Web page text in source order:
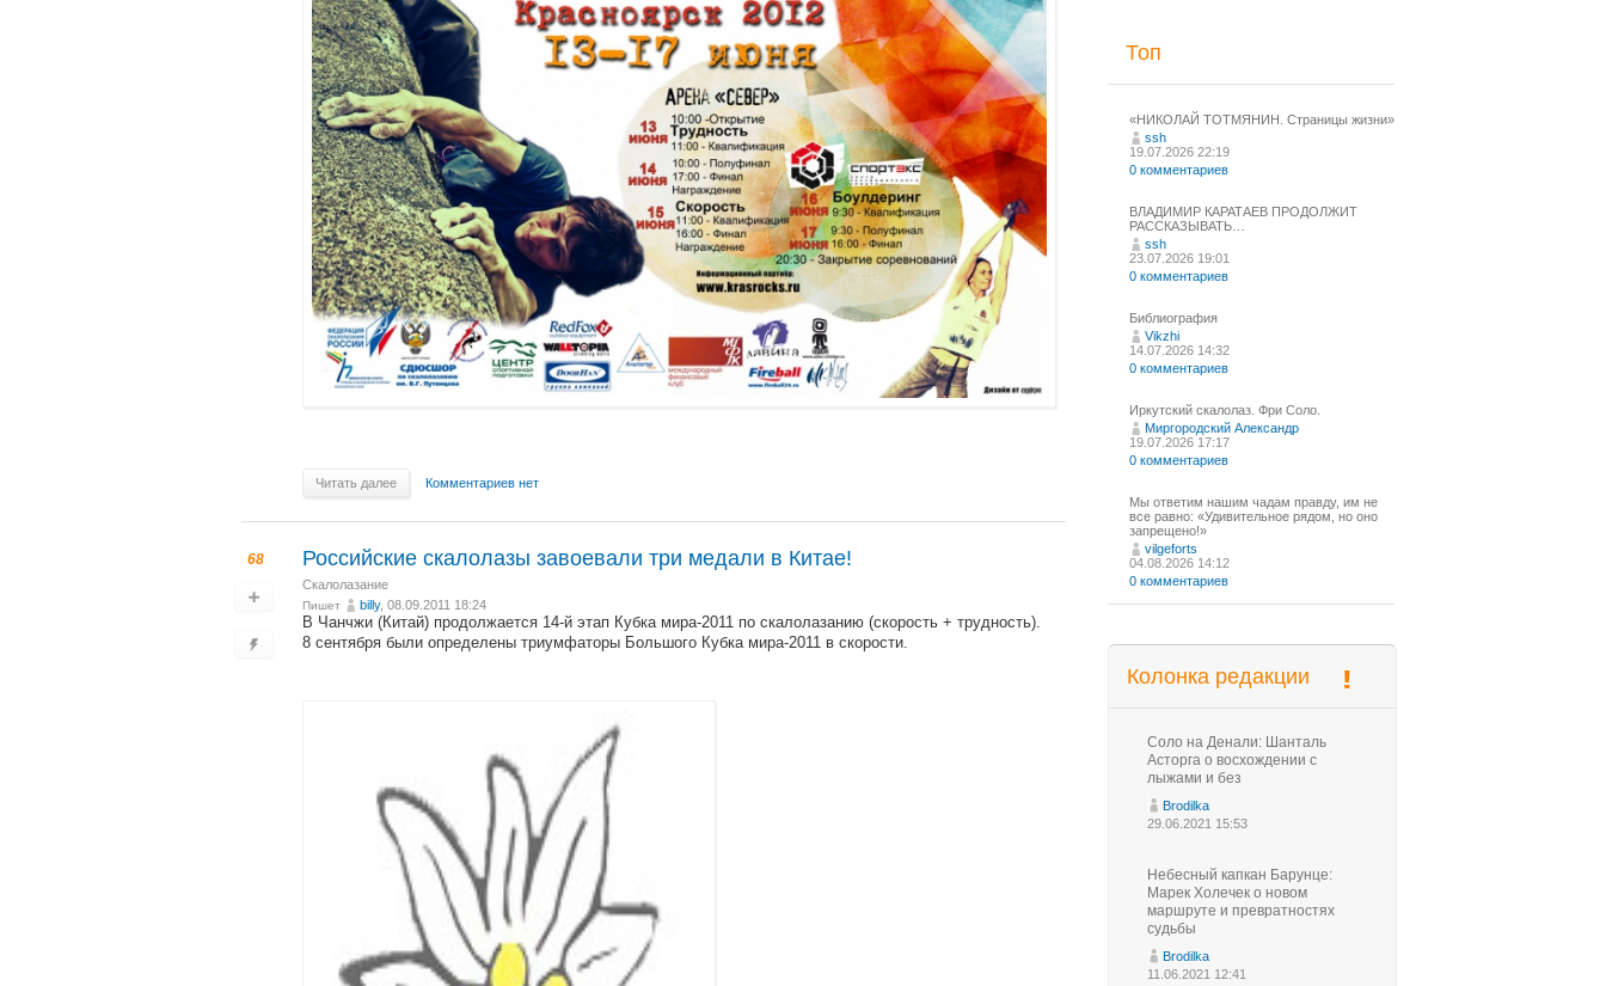
Читать далее Комментариев нет
68 Российские скалолазы завоевали три медали в Китае!
Скалолазание
Пишет billy, 08.09.2011 18:24
В Чанчжи (Китай) продолжается 14-й этап Кубка мира-2011 по скалолазанию (скорость + трудность).
8 сентября были определены триумфаторы Большого Кубка мира-2011 в скорости.
Топ
«НИКОЛАЙ ТОТМЯНИН. Страницы жизни»
ssh
19.07.2026 22:19
0 комментариев
ВЛАДИМИР КАРАТАЕВ ПРОДОЛЖИТ
РАССКАЗЫВАТЬ…
ssh
23.07.2026 19:01
0 комментариев
Библиография
Vikzhi
14.07.2026 14:32
0 комментариев
Иркутский скалолаз. Фри Соло.
Миргородский Александр
19.07.2026 17:17
0 комментариев
Мы ответим нашим чадам правду, им не
все равно: «Удивительное рядом, но оно
запрещено!»
vilgeforts
04.08.2026 14:12
0 комментариев
Колонка редакции
Соло на Денали: Шанталь
Асторга о восхождении с
лыжами и без
Brodilka
29.06.2021 15:53
Небесный капкан Барунце:
Марек Холечек о новом
маршруте и превратностях
судьбы
Brodilka
11.06.2021 12:41